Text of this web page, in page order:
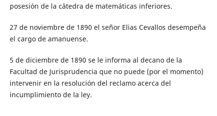
posesión de la c´´atedra de matemáticas inferiores.
27 de noviembre de 1890 el señor Elias Cevallos desempeña
el cargo de amanuense.
5 de diciembre de 1890 se le informa al decano de la
Facultad de Jurisprudencia que no puede (por el momento)
intervenir en la resolución del reclamo acerca del
incumplimiento de la ley.